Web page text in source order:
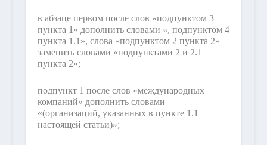
в абзаце первом после слов «подпунктом 3
пункта 1» дополнить словами «, подпунктом 4
пункта 1.1», слова «подпунктом 2 пункта 2»
заменить словами «подпунктами 2 и 2.1
пункта 2»;
подпункт 1 после слов «международных
компаний» дополнить словами
«(организаций, указанных в пункте 1.1
настоящей статьи)»;